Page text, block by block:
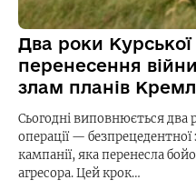
Два роки Курської
перенесення
злам планів
Сьогодні виповнюється два
операції —
кампанії, яка перенесла
агресора. Цей крок…